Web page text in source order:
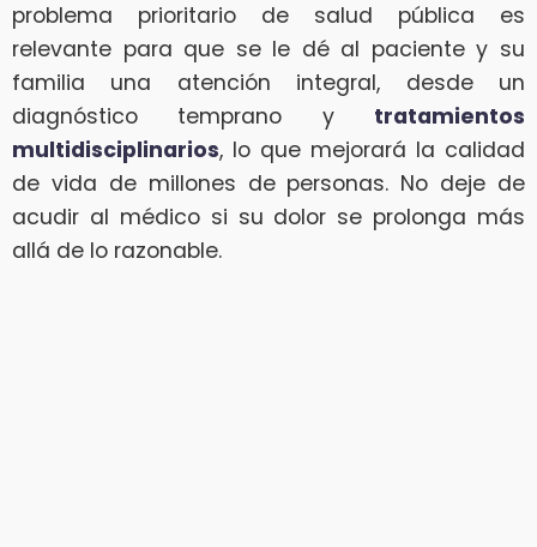
problema prioritario de salud pública es
relevante para que se le dé al paciente y su
familia una atención integral, desde un
diagnóstico temprano y tratamientos
multidisciplinarios, lo que mejorará la calidad
de vida de millones de personas. No deje de
acudir al médico si su dolor se prolonga más
allá de lo razonable.